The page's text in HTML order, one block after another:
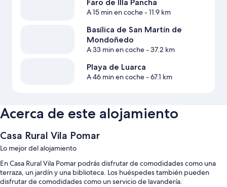
Faro de Illa Pancha
A 15 min en coche- 11.9 km
Basílica de San Martín de
Mondoñedo
A 33 min en coche- 37.2 km
Playa de Luarca
A 46 min en coche- 67.1 km
Acerca de este alojamiento
Casa Rural Vila Pomar
Lo mejor del alojamiento
En Casa Rural Vila Pomar podrás disfrutar de comodidades como una
terraza, un jardín y una biblioteca. Los huéspedes también pueden
disfrutar de comodidades como un servicio de lavandería.